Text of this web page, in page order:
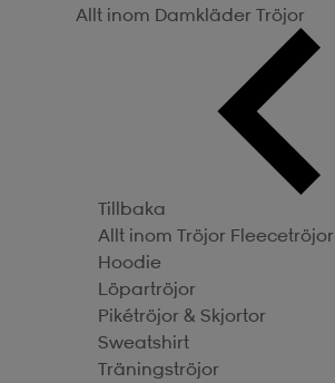
Allt inom Damkläder Tröjor
Tillbaka
Allt inom Tröjor Fleecetröjor
Hoodie
Löpartröjor
Pikétröjor & Skjortor
Sweatshirt
Träningströjor